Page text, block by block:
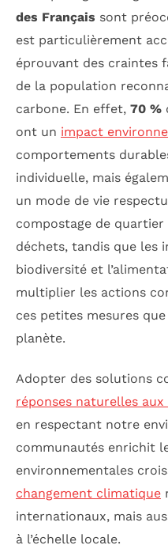
des Français sont
est particulièrement
éprouvant des craintes
de la population
carbone. En effet, 70 %
ont un impact
comportements
individuelle, mais
un mode de vie
compostage de quartier
déchets, tandis que les
biodiversité et
multiplier les actions
ces petites mesures
planète.
Adopter des solutions
réponses naturelles
en respectant notre
communautés enrichit
environnementales
changement climatique
internationaux, mais
à l’échelle locale.